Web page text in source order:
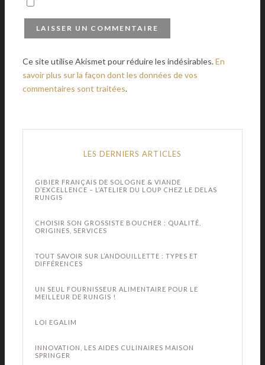
Ce site utilise Akismet pour réduire les indésirables.En
savoir plus sur la façon dont les données de vos
commentaires sont traitées.
LES DERNIERS ARTICLES
GIBIER FRANÇAIS DE SOLOGNE & VIANDE
D’EXCELLENCE – L’ATELIER DU LOUP CHEZ LE DELAS
RUNGIS
CHOISIR SON GROSSISTE BOUCHER : QUALITÉ,
ORIGINES, SERVICES
TOUT SAVOIR SUR L’ANDOUILLETTE : TYPES ET
DIFFÉRENCES
UN SEUL FOURNISSEUR ALIMENTAIRE POUR LE
MEILLEUR DE RUNGIS !
LOI EGALIM
INNOVATION, LES AIDES CULINAIRES MAISON
SPRINGER